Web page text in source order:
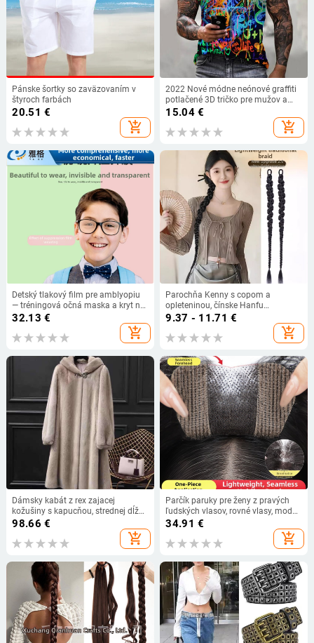
Pánske šortky so zaväzovaním v
štyroch farbách
20.51 €
add_shopping_cart
2022 Nové módne neónové graffiti
potlačené 3D tričko pre mužov a
ženy, letné ležérne krátke rukávy, hip
hop, Harajuku streetwear topy
15.04€
add_shopping_cart
Detský tlakový film pre amblyopiu
— tréningová očná maska a kryt na
okuliare
32.13 €
add_shopping_cart
Parochňa Kenny s copom a
opleteninou, čínske Hanfu
inšpirovaný štýl, bočné opletené
pramene, Horsetail model, tepelne
odolný drôt, pre ženy
9.37 - 11.71 €
add_shopping_cart
Dámsky kabát z rex zajacej
kožušiny s kapucňou, strednej dĺžky,
hrubý, veľkosť veľká, jeseň-zima
98.66 €
add_shopping_cart
Parčík paruky pre ženy z pravých
ľudských vlasov, rovné vlasy, model
Velcro U-tvaru, spracovateľský
kučeravenie
34.91 €
add_shopping_cart